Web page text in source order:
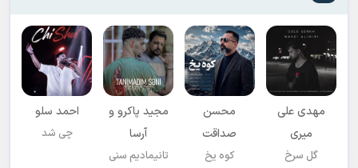
مهدی علی
میری
گل سرخ
محسن
صداقت
کوه یخ
مجید پاکرو و
آرسا
تانیمادیم سنی
احمد سلو
چی شد